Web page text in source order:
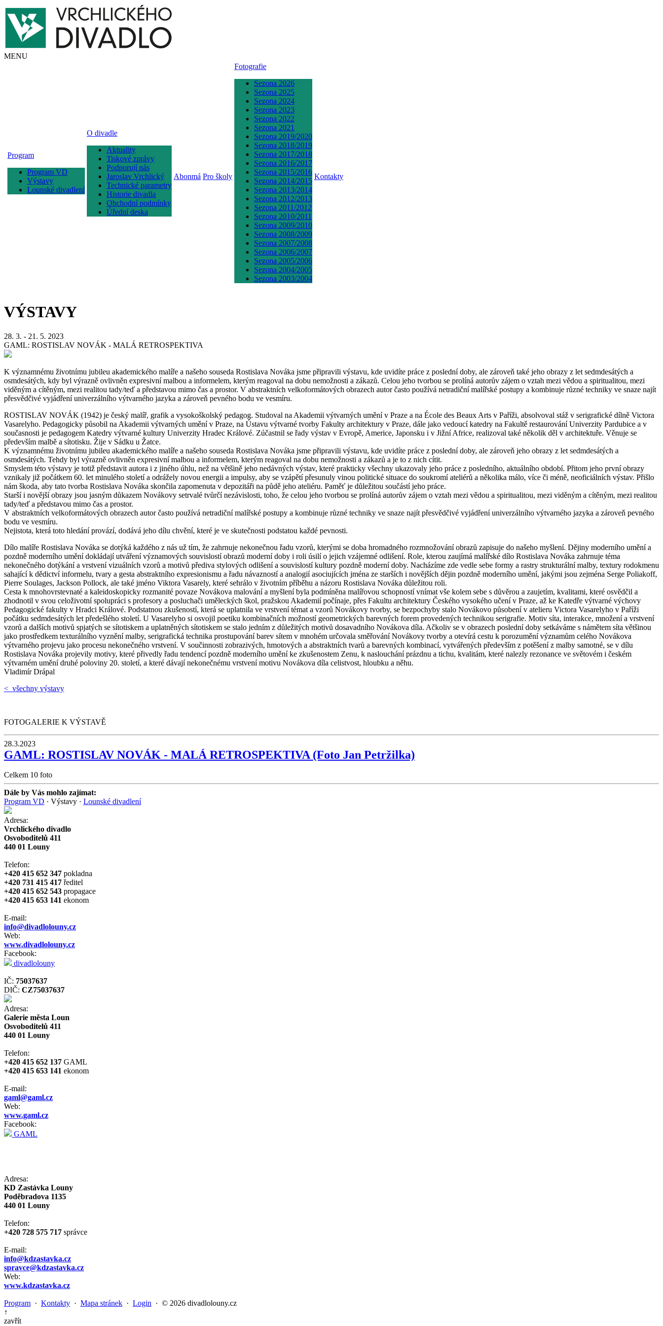
MENU
Program
Program VD
Výstavy
Lounské divadlení
O divadle
Aktuality
Tiskové zprávy
Podporují nás
Jaroslav Vrchlický
Technické parametry
Historie divadla
Obchodní podmínky
Úřední deska
Abonmá Pro školy
Fotografie
Sezona 2026
Sezona 2025
Sezona 2024
Sezona 2023
Sezona 2022
Sezona 2021
Sezona 2019/2020
Sezona 2018/2019
Sezona 2017/2018
Sezona 2016/2017
Sezona 2015/2016
Sezona 2014/2015
Sezona 2013/2014
Sezona 2012/2013
Sezona 2011/2012
Sezona 2010/2011
Sezona 2009/2010
Sezona 2008/2009
Sezona 2007/2008
Sezona 2006/2007
Sezona 2005/2006
Sezona 2004/2005
Sezona 2003/2004
Kontakty
VÝSTAVY
28. 3. - 21. 5. 2023
GAML: ROSTISLAV NOVÁK - MALÁ RETROSPEKTIVA
K významnému životnímu jubileu akademického malíře a našeho souseda Rostislava Nováka jsme připravili výstavu, kde uvidíte práce z poslední doby, ale zároveň také jeho obrazy z let sedmdesátých a
osmdesátých, kdy byl výrazně ovlivněn expresivní malbou a informelem, kterým reagoval na dobu nemožnosti a zákazů. Celou jeho tvorbou se prolíná autorův zájem o vztah mezi vědou a spiritualitou, mezi
viděným a cítěným, mezi realitou tady/teď a představou mimo čas a prostor. V abstraktních velkoformátových obrazech autor často používá netradiční malířské postupy a kombinuje různé techniky ve snaze najít
přesvědčivé vyjádření univerzálního výtvarného jazyka a zároveň pevného bodu ve vesmíru.
ROSTISLAV NOVÁK (1942) je český malíř, grafik a vysokoškolský pedagog. Studoval na Akademii výtvarných umění v Praze a na École des Beaux Arts v Paříži, absolvoval stáž v serigrafické dílně Victora
Vasarelyho. Pedagogicky působil na Akademii výtvarných umění v Praze, na Ústavu výtvarné tvorby Fakulty architektury v Praze, dále jako vedoucí katedry na Fakultě restaurování Univerzity Pardubice a v
současnosti je pedagogem Katedry výtvarné kultury Univerzity Hradec Králové. Zúčastnil se řady výstav v Evropě, Americe, Japonsku i v Jižní Africe, realizoval také několik děl v architektuře. Věnuje se
především malbě a sítotisku. Žije v Sádku u Žatce.
K významnému životnímu jubileu akademického malíře a našeho souseda Rostislava Nováka jsme připravili výstavu, kde uvidíte práce z poslední doby, ale zároveň jeho obrazy z let sedmdesátých a
osmdesátých. Tehdy byl výrazně ovlivněn expresivní malbou a informelem, kterým reagoval na dobu nemožnosti a zákazů a je to z nich cítit.
Smyslem této výstavy je totiž představit autora i z jiného úhlu, než na většině jeho nedávných výstav, které prakticky všechny ukazovaly jeho práce z posledního, aktuálního období. Přitom jeho první obrazy
vznikaly již počátkem 60. let minulého století a odrážely novou energii a impulsy, aby se vzápětí přesunuly vinou politické situace do soukromí ateliérů a několika málo, více či méně, neoficiálních výstav. Přišlo
nám škoda, aby tato tvorba Rostislava Nováka skončila zapomenuta v depozitáři na půdě jeho ateliéru. Paměť je důležitou součástí jeho práce.
Starší i novější obrazy jsou jasným důkazem Novákovy setrvalé tvůrčí nezávislosti, toho, že celou jeho tvorbou se prolíná autorův zájem o vztah mezi vědou a spiritualitou, mezi viděným a cítěným, mezi realitou
tady/teď a představou mimo čas a prostor.
V abstraktních velkoformátových obrazech autor často používá netradiční malířské postupy a kombinuje různé techniky ve snaze najít přesvědčivé vyjádření univerzálního výtvarného jazyka a zároveň pevného
bodu ve vesmíru.
Nejistota, která toto hledání provází, dodává jeho dílu chvění, které je ve skutečnosti podstatou každé pevnosti.
Dílo malíře Rostislava Nováka se dotýká každého z nás už tím, že zahrnuje nekonečnou řadu vzorů, kterými se doba hromadného rozmnožování obrazů zapisuje do našeho myšlení. Dějiny moderního umění a
pozdně moderního umění dokládají utváření významových souvislostí obrazů moderní doby i roli úsilí o jejich vzájemné odlišení. Role, kterou zaujímá malířské dílo Rostislava Nováka zahrnuje téma
nekonečného dotýkání a vrstvení vizuálních vzorů a motivů přediva stylových odlišení a souvislostí kultury pozdně moderní doby. Nacházíme zde vedle sebe formy a rastry strukturální malby, textury rodokmenu
sahající k dědictví informelu, tvary a gesta abstraktního expresionismu a řadu návazností a analogií asociujících jména ze starších i novějších dějin pozdně moderního umění, jakými jsou zejména Serge Poliakoff,
Pierre Soulages, Jackson Pollock, ale také jméno Viktora Vasarely, které sehrálo v životním příběhu a názoru Rostislava Nováka důležitou roli.
Cesta k mnohovrstevnaté a kaleidoskopicky rozmanité povaze Novákova malování a myšlení byla podmíněna malířovou schopností vnímat vše kolem sebe s důvěrou a zaujetím, kvalitami, které osvědčil a
zhodnotil v svou celoživotní spolupráci s profesory a posluchači uměleckých škol, pražskou Akademií počínaje, přes Fakultu architektury Českého vysokého učení v Praze, až ke Katedře výtvarné výchovy
Pedagogické fakulty v Hradci Králové. Podstatnou zkušeností, která se uplatnila ve vrstvení témat a vzorů Novákovy tvorby, se bezpochyby stalo Novákovo působení v atelieru Victora Vasarelyho v Paříži
počátku sedmdesátých let předešlého století. U Vasarelyho si osvojil poetiku kombinačních možností geometrických barevných forem provedených technikou serigrafie. Motiv síta, interakce, množení a vrstvení
vzorů a dalších motivů spjatých se sítotiskem a uplatněných sítotiskem se stalo jedním z důležitých motivů dosavadního Novákova díla. Ačkoliv se v obrazech poslední doby setkáváme s námětem síta většinou
jako prostředkem texturálního vyznění malby, serigrafická technika prostupování barev sítem v mnohém určovala směřování Novákovy tvorby a otevírá cestu k porozumění významům celého Novákova
výtvarného projevu jako procesu nekonečného vrstvení. V součinnosti zobrazivých, hmotových a abstraktních tvarů a barevných kombinací, vytvářených především z potěšení z malby samotné, se v dílu
Rostislava Nováka projevily motivy, které přivedly řadu tendencí pozdně moderního umění ke zkušenostem Zenu, k naslouchání prázdnu a tichu, kvalitám, které nalezly rezonance ve světovém i českém
výtvarném umění druhé poloviny 20. století, a které dávají nekonečnému vrstvení motivu Novákova díla celistvost, hloubku a něhu.
Vladimír Drápal
< všechny výstavy
FOTOGALERIE K VÝSTAVĚ
28.3.2023
GAML: ROSTISLAV NOVÁK - MALÁ RETROSPEKTIVA (Foto Jan Petržilka)
Celkem 10 foto
Dále by Vás mohlo zajímat:
Program VD · Výstavy · Lounské divadlení
Adresa:
Vrchlického divadlo
Osvoboditelů 411
440 01 Louny
Telefon:
+420 415 652 347 pokladna
+420 731 415 417 ředitel
+420 415 652 543 propagace
+420 415 653 141 ekonom
E-mail:
info@divadlolouny.cz
Web:
www.divadlolouny.cz
Facebook:
divadlolouny
IČ: 75037637
DIČ: CZ75037637
Adresa:
Galerie města Loun
Osvoboditelů 411
440 01 Louny
Telefon:
+420 415 652 137 GAML
+420 415 653 141 ekonom
E-mail:
gaml@gaml.cz
Web:
www.gaml.cz
Facebook:
GAML
Adresa:
KD Zastávka Louny
Poděbradova 1135
440 01 Louny
Telefon:
+420 728 575 717 správce
E-mail:
info@kdzastavka.cz
spravce@kdzastavka.cz
Web:
www.kdzastavka.cz
Program · Kontakty · Mapa stránek · Login · © 2026 divadlolouny.cz
↑
zavřít